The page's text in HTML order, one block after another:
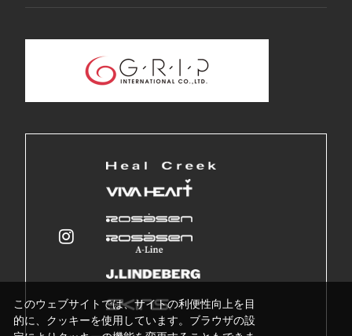
このウェブサイトでは、サイトの利便性向上を目
的に、クッキーを使用しています。ブラウザの設